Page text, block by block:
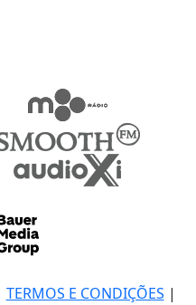
TERMOS E CONDIÇÕES |